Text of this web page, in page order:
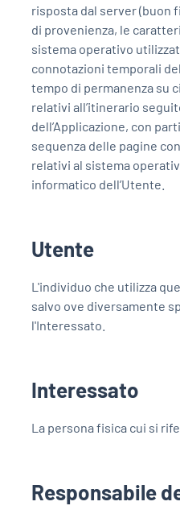
risposta dal server (buon
di provenienza, le
sistema operativo
connotazioni temporali
tempo di permanenza su
relativi all’itinerario
dell’Applicazione, con
sequenza delle pagine
relativi al sistema
informatico dell’Utente.
Utente
L'individuo che utilizza
salvo ove diversamente
l'Interessato.
Interessato
La persona fisica cui si
Responsabile